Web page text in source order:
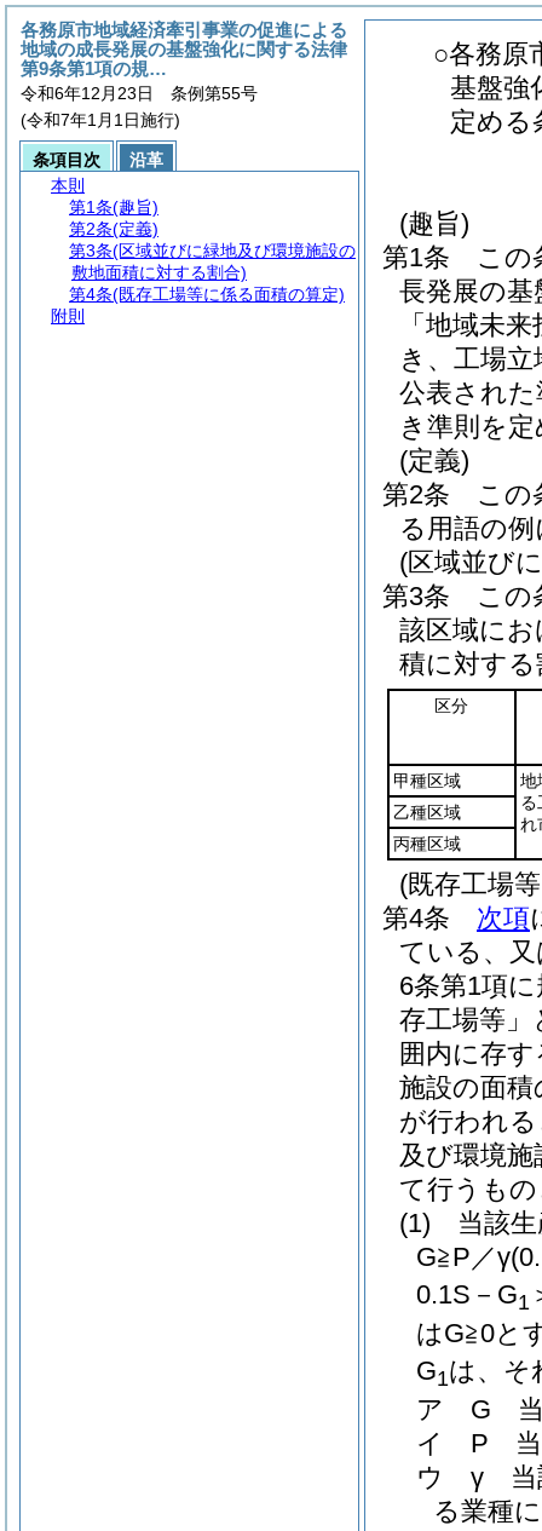
○各務原
基盤強
定める
(趣旨)
第1条
この
長発展の
「地域未
き、工場立
公表された
き準則を
(定義)
第2条
この
る用語の
(区域並び
第3条
この
該区域に
積に対す
区分
甲種区域
地
る
れ
乙種区域
丙種区域
(既存工場
第4条
次項
ている、
6条第1項
存工場等」
囲内に存
施設の面積
が行われ
及び環境
て行うも
(1)
当該
G≧P／γ
0.1S－G1
はG≧0と
G1は、そ
ア
G 当
イ
P 当
ウ
γ 当
る業種
各務原市地域経済牽引事業の促進による
地域の成長発展の基盤強化に関する法律
第9条第1項の規…
令和6年12月23日 条例第55号
(令和7年1月1日施行)
条項目次
沿革
本則
第1条(趣旨)
第2条(定義)
第3条(区域並びに緑地及び環境施設の
敷地面積に対する割合)
第4条(既存工場等に係る面積の算定)
附則